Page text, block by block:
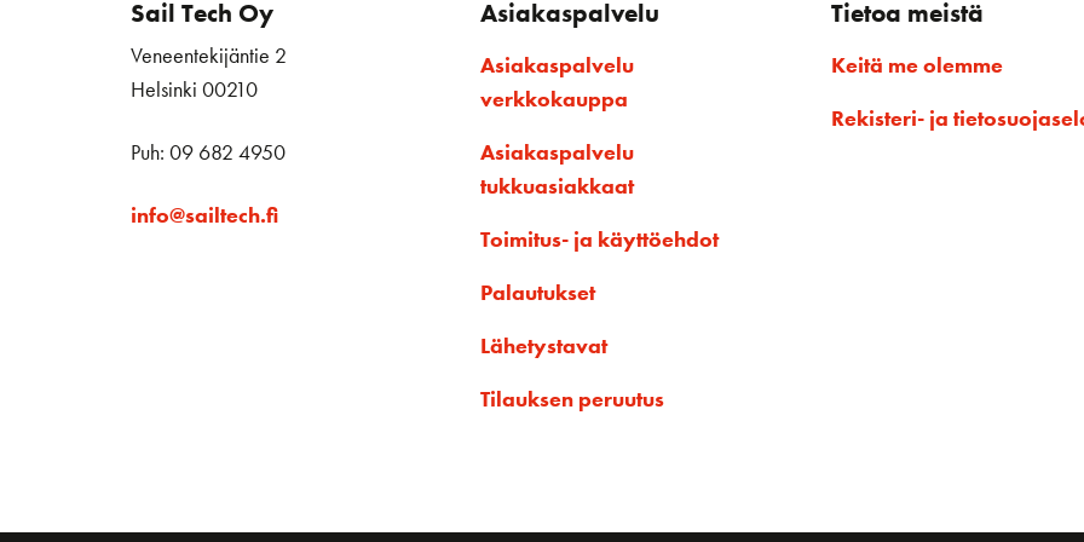
Sail Tech Oy
Veneentekijäntie 2
Helsinki 00210
Puh: 09 682 4950
info@sailtech.fi
Asiakaspalvelu
Asiakaspalvelu
verkkokauppa
Asiakaspalvelu
tukkuasiakkaat
Toimitus- ja käyttöehdot
Palautukset
Lähetystavat
Tilauksen peruutus
Tietoa meistä
Keitä me olemme
Rekisteri- ja